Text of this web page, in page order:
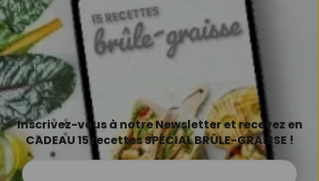
Inscrivez-vous à notre Newsletter et recevez en
CADEAU 15 recettes SPÉCIAL BRÛLE-GRAISSE !